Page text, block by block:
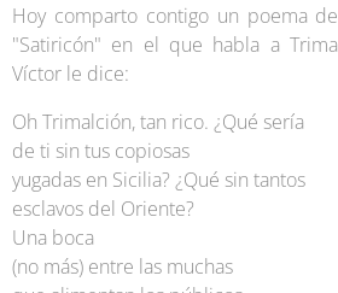
Hoy comparto contigo un poema
"Satiricón" en el que habla a
Víctor le dice:
Oh Trimalción, tan rico. ¿Qué sería
de ti sin tus copiosas
yugadas en Sicilia? ¿Qué sin tantos
esclavos del Oriente?
Una boca
(no más) entre las muchas